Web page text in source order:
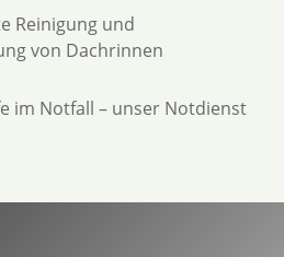
Reinigung und
von Dachrinnen
im Notfall – unser Notdienst